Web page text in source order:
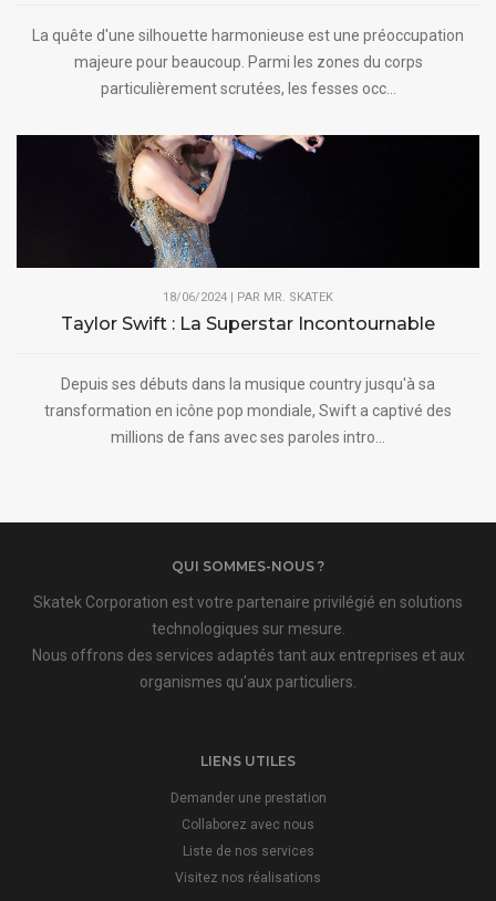
La quête d'une silhouette harmonieuse est une préoccupation
majeure pour beaucoup. Parmi les zones du corps
particulièrement scrutées, les fesses occ...
18/06/2024 | PAR MR. SKATEK
Taylor Swift : La Superstar Incontournable
Depuis ses débuts dans la musique country jusqu'à sa
transformation en icône pop mondiale, Swift a captivé des
millions de fans avec ses paroles intro...
QUI SOMMES-NOUS ?
Skatek Corporation est votre partenaire privilégié en solutions
technologiques sur mesure.
Nous offrons des services adaptés tant aux entreprises et aux
organismes qu'aux particuliers.
LIENS UTILES
Demander une prestation
Collaborez avec nous
Liste de nos services
Visitez nos réalisations